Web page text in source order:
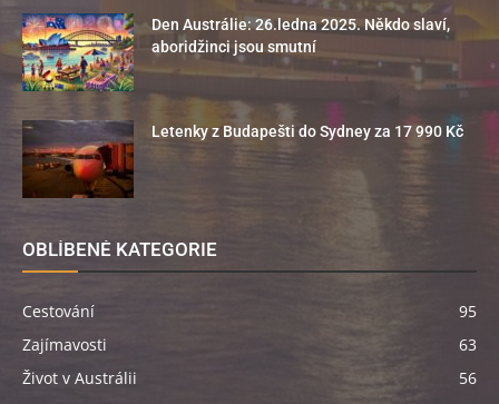
Den Austrálie: 26.ledna 2025. Někdo slaví,
aboridžinci jsou smutní
Letenky z Budapešti do Sydney za 17 990 Kč
OBLÍBENÉ KATEGORIE
Cestování
95
Zajímavosti
63
Život v Austrálii
56